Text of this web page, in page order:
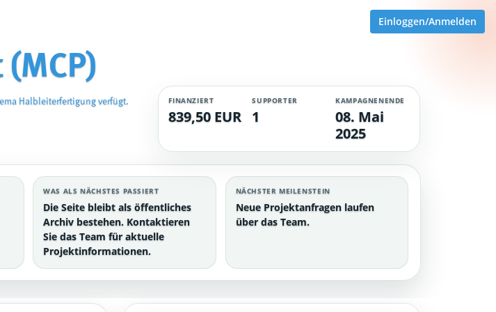
Einloggen/Anmelden
Halbleiterfertigung verfügt. FINANZIERT
839,50 EUR
SUPPORTER
1
KAMPAGNENENDE
08. Mai
2025
WAS ALS NÄCHSTES PASSIERT
Die Seite bleibt als öffentliches
Archiv bestehen. Kontaktieren
Sie das Team für aktuelle
Projektinformationen.
NÄCHSTER MEILENSTEIN
Neue Projektanfragen laufen
über das Team.